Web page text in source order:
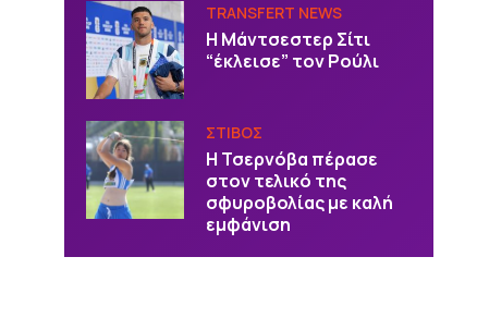
TRANSFERT NEWS
Η Μάντσεστερ Σίτι
“έκλεισε” τον Ρούλι
ΣΤΙΒΟΣ
Η Τσερνόβα πέρασε
στον τελικό της
σφυροβολίας με καλή
εμφάνιση